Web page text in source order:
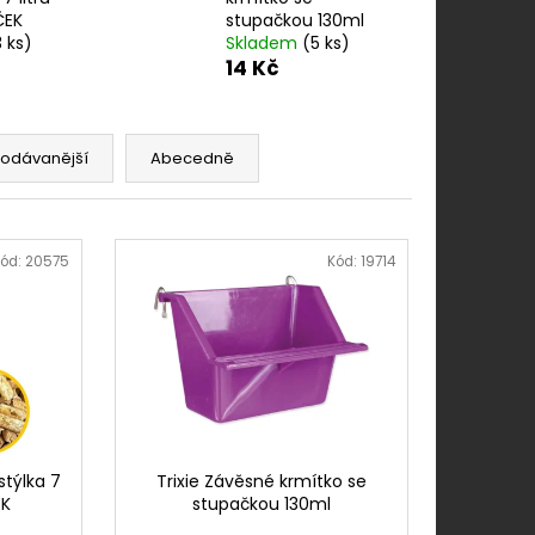
ks)
stupačkou 130ml
Skladem (5 ks)
14 Kč
Abecedně
7
20575
Trixie Závěsné krmítko se
stupačkou 130ml
Kód: 19714
KITTEN KUŘE S
400G